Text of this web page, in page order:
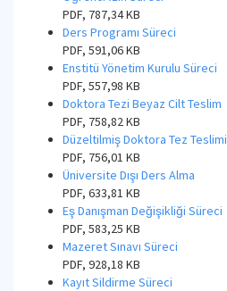
PDF, 787,34 KB
Ders Programı Süreci
PDF, 591,06 KB
Enstitü Yönetim Kurulu Süreci
PDF, 557,98 KB
Doktora Tezi Beyaz Cilt Teslim
PDF, 758,82 KB
Düzeltilmiş Doktora Tez Teslimi
PDF, 756,01 KB
Üniversite Dışı Ders Alma
PDF, 633,81 KB
Eş Danışman Değişikliği Süreci
PDF, 583,25 KB
Mazeret Sınavı Süreci
PDF, 928,18 KB
Kayıt Sildirme Süreci